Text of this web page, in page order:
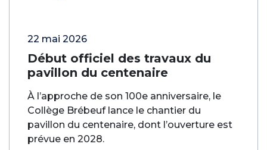
22 mai 2026
Début officiel des travaux du
pavillon du centenaire
À l’approche de son 100e anniversaire, le
Collège Brébeuf lance le chantier du
pavillon du centenaire, dont l’ouverture est
prévue en 2028.